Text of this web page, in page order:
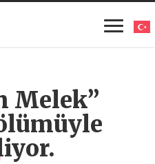
Melek”